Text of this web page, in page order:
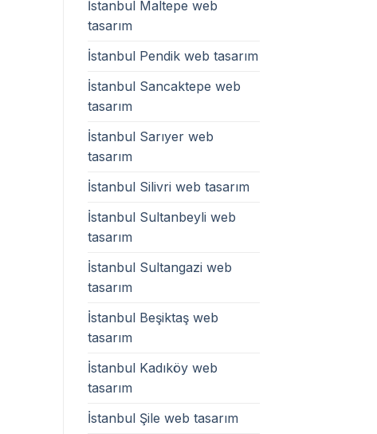
İstanbul Maltepe web
tasarım
İstanbul Pendik web tasarım
İstanbul Sancaktepe web
tasarım
İstanbul Sarıyer web
tasarım
İstanbul Silivri web tasarım
İstanbul Sultanbeyli web
tasarım
İstanbul Sultangazi web
tasarım
İstanbul Beşiktaş web
tasarım
İstanbul Kadıköy web
tasarım
İstanbul Şile web tasarım